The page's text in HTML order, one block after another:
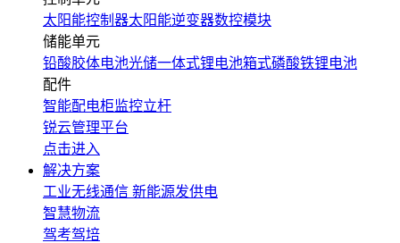
太阳能控制器太阳能逆变器数控模块
储能单元
铅酸胶体电池光储一体式锂电池箱式磷酸铁锂电池
配件
智能配电柜监控立杆
锐云管理平台
点击进入
解决方案
工业无线通信 新能源发供电
智慧物流
驾考驾培